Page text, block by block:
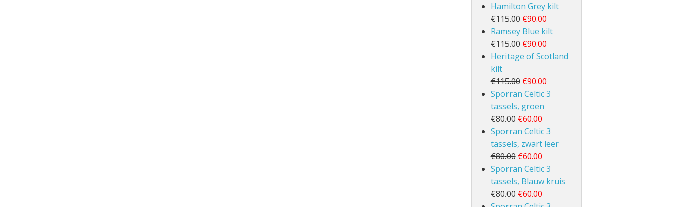
Hamilton Grey kilt
€115.00 €90.00
Ramsey Blue kilt
€115.00 €90.00
Heritage of Scotland
kilt
€115.00 €90.00
Sporran Celtic 3
tassels, groen
€80.00 €60.00
Sporran Celtic 3
tassels, zwart leer
€80.00 €60.00
Sporran Celtic 3
tassels, Blauw kruis
€80.00 €60.00